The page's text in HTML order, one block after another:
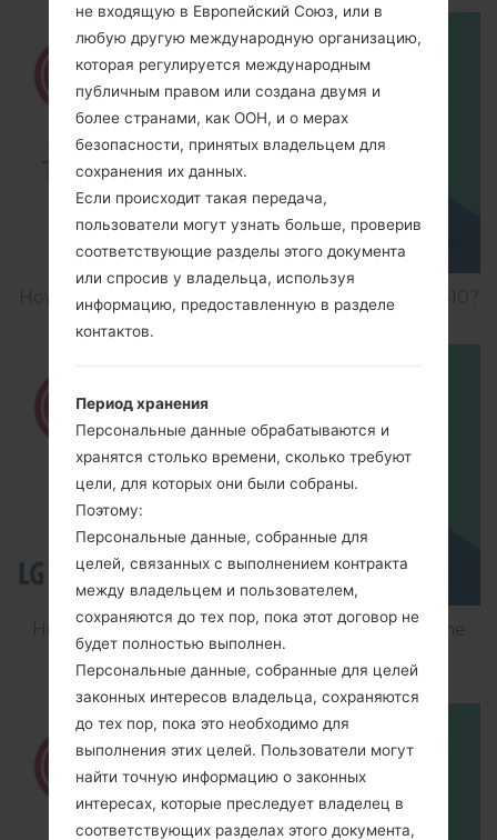
How to Factory Reset through menu on LG GB410?
How to Flash Stock Firmware on LG Smartphone
не входящую в Европейский Союз, или в
любую другую международную организацию,
которая регулируется международным
публичным правом или создана двумя и
более странами, как ООН, и о мерах
безопасности, принятых владельцем для
сохранения их данных.
Если происходит такая передача,
пользователи могут узнать больше, проверив
соответствующие разделы этого документа
или спросив у владельца, используя
информацию, предоставленную в разделе
контактов.
Период хранения
Персональные данные обрабатываются и
хранятся столько времени, сколько требуют
цели, для которых они были собраны.
Поэтому:
Персональные данные, собранные для
целей, связанных с выполнением контракта
между владельцем и пользователем,
сохраняются до тех пор, пока этот договор не
будет полностью выполнен.
Персональные данные, собранные для целей
законных интересов владельца, сохраняются
до тех пор, пока это необходимо для
выполнения этих целей. Пользователи могут
найти точную информацию о законных
интересах, которые преследует владелец в
соответствующих разделах этого документа,